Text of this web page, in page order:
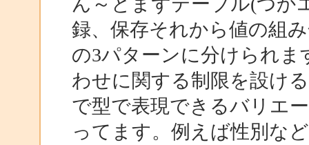
録、保存それから値の組
の3パターンに分けられ
わせに関する制限を設け
で型で表現できるバリエ
ってます。例えば性別な